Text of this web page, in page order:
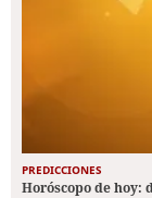
PREDICCIONES
Horóscopo de hoy: